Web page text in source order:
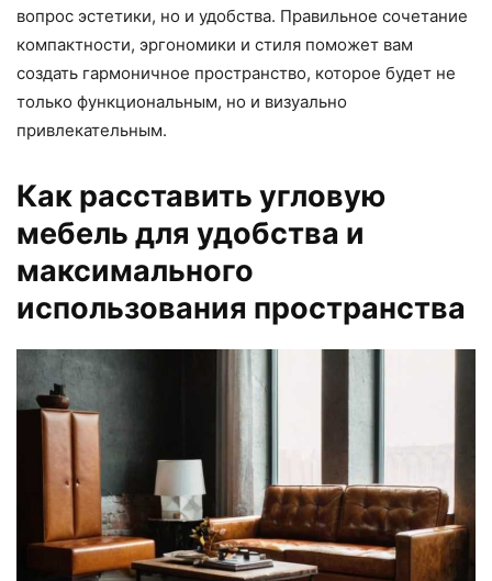
вопрос эстетики, но и удобства. Правильное сочетание
компактности, эргономики и стиля поможет вам
создать гармоничное пространство, которое будет не
только функциональным, но и визуально
привлекательным.
Как расставить угловую
мебель для удобства и
максимального
использования пространства